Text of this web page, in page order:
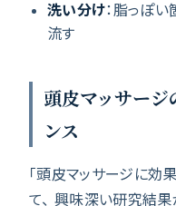
洗い分け：脂っぽ
流す
頭皮マッサー
ンス
「頭皮マッサージに効
て、 興味深い研究結果